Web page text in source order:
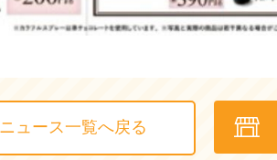
ュース一覧へ戻る